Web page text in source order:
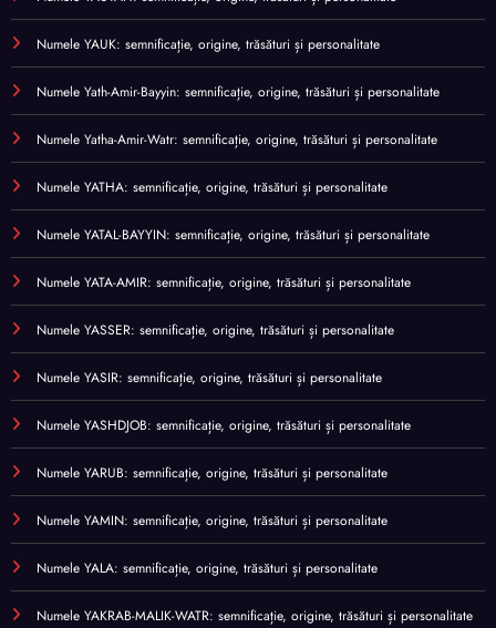
Numele YAUK: semnificație, origine, trăsături și personalitate
Numele Yath-Amir-Bayyin: semnificație, origine, trăsături și personalitate
Numele Yatha-Amir-Watr: semnificație, origine, trăsături și personalitate
Numele YATHA: semnificație, origine, trăsături și personalitate
Numele YATAL-BAYYIN: semnificație, origine, trăsături și personalitate
Numele YATA-AMIR: semnificație, origine, trăsături și personalitate
Numele YASSER: semnificație, origine, trăsături și personalitate
Numele YASIR: semnificație, origine, trăsături și personalitate
Numele YASHDJOB: semnificație, origine, trăsături și personalitate
Numele YARUB: semnificație, origine, trăsături și personalitate
Numele YAMIN: semnificație, origine, trăsături și personalitate
Numele YALA: semnificație, origine, trăsături și personalitate
Numele YAKRAB-MALIK-WATR: semnificație, origine, trăsături și personalitate